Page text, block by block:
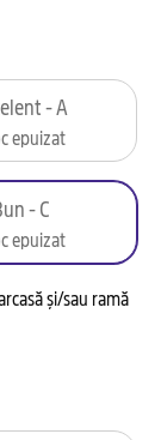
- A
epuizat
- C
epuizat
și/sau ramă